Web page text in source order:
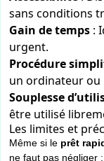
sans conditions
Gain de temps :
urgent.
Procédure
un ordinateur
Souplesse
être utilisé
Les limites et
Même si le prêt
ne faut pas négliger :